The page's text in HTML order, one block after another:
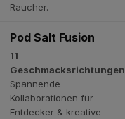
Raucher.
Pod Salt Fusion
11
Geschmacksrichtungen
Spannende
Kollaborationen für
Entdecker & kreative